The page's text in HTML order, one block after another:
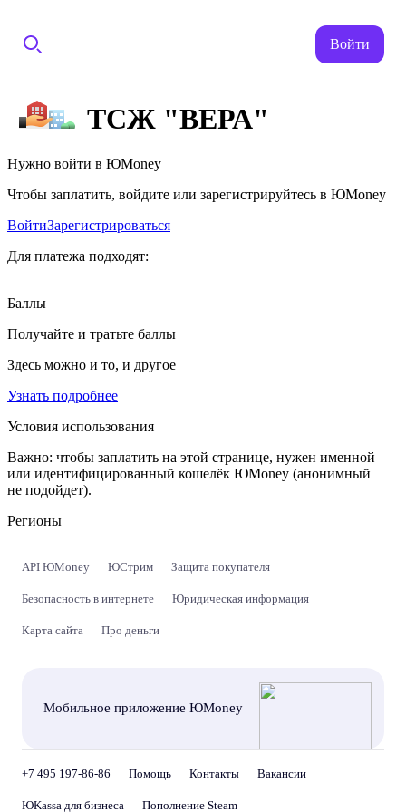
Войти
ТСЖ "ВЕРА"
Нужно войти в ЮMoney
Чтобы заплатить, войдите или зарегистрируйтесь в ЮMoney
ВойтиЗарегистрироваться
Для платежа подходят:
Баллы
Получайте и тратьте баллы
Здесь можно и то, и другое
Узнать подробнее
Условия использования
Важно: чтобы заплатить на этой странице, нужен именной
или идентифицированный кошелёк ЮMoney (анонимный
не подойдет).
Регионы
API ЮMoney ЮСтрим Защита покупателя
Безопасность в интернете Юридическая информация
Карта сайта Про деньги
Мобильное приложение ЮMoney
+7 495 197-86-86 Помощь Контакты Вакансии
ЮKassa для бизнеса Пополнение Steam